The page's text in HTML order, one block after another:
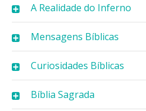
A Realidade do Inferno
Mensagens Bíblicas
Curiosidades Bíblicas
Bíblia Sagrada